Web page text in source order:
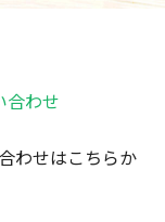
合わせ
わせはこちらか